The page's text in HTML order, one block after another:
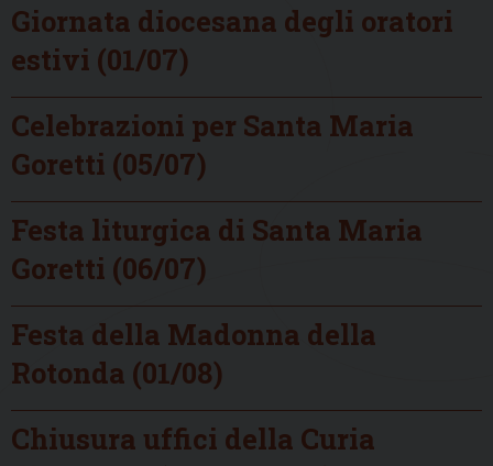
Giornata diocesana degli oratori
estivi (01/07)
Celebrazioni per Santa Maria
Goretti (05/07)
Festa liturgica di Santa Maria
Goretti (06/07)
Festa della Madonna della
Rotonda (01/08)
Chiusura uffici della Curia